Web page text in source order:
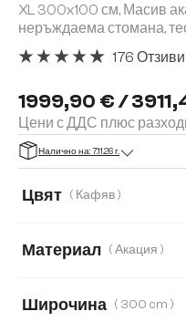
XL 300x100 см, Масив
неръждаема стомана,
1999,90 € /
Цени с ДДС плюс
176 Отзиви
Налично на: 7.11.26 г.
Цвят ( Кафяв )
Материал ( Акация )
Широчина ( 300 cm )